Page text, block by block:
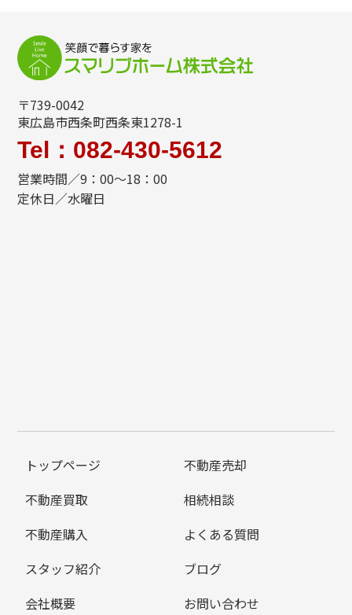
〒739-0042
東広島市西条町西条東1278-1
Tel：082-430-5612
営業時間／9：00～18：00
定休日／水曜日
トップページ
不動産売却
不動産買取
相続相談
不動産購入
よくある質問
スタッフ紹介
ブログ
会社概要
お問い合わせ